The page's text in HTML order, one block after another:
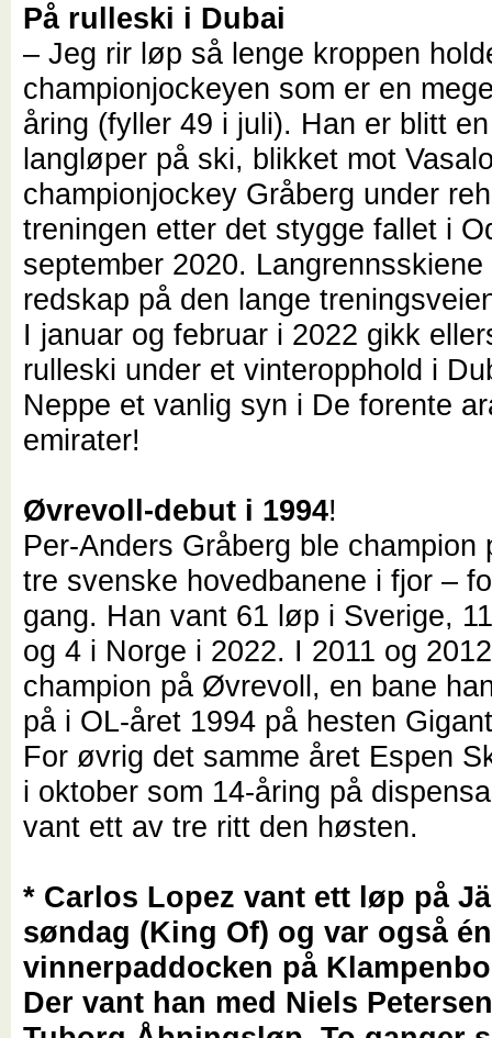
På rulleski i Dubai
– Jeg rir løp så lenge kroppen
championjockeyen som er en
åring (fyller 49 i juli). Han er blitt
langløper på ski, blikket mot
championjockey Gråberg under
treningen etter det stygge fallet i
september 2020.
redskap på den lange
I januar og februar i 2022 gikk
rulleski under et vinteropphold i
Neppe et vanlig syn i De forente
emirater!
Øvrevoll-debut i 1994!
Per-Anders Gråberg ble champion
tre svenske hovedbanene i fjor –
gang. Han vant 61 løp i Sverige,
og 4 i Norge i 2022. I 2011 og
champion på Øvrevoll, en bane
på i OL-året 1994 på hesten
For øvrig det samme året Espen
i oktober som 14-åring på
vant ett av tre ritt den høsten.
* Carlos Lopez vant ett løp på
søndag (King Of) og var også
vinnerpaddocken på
Der vant han med Niels